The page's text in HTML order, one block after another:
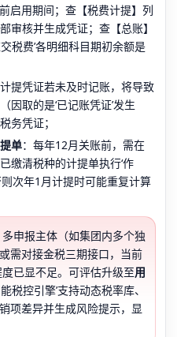
启用期间；查【税费计提】列
审核并生成凭证；查【总账】
税费’各明细科目期初余额是
提凭证若未及时记账，将导致
因取的是‘已记账凭证’发生
务凭证；
单：每年12月关账前，需在
缴清税种的计提单执行‘作
次年1月计提时可能重复计算
申报主体（如集团内多个独
需对接金税三期接口，当前
已显不足。可评估升级至用
税控引擎’支持动态税率库、
项差异并生成风险提示，显